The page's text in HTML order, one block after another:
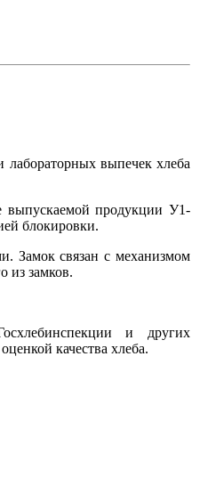
лабораторных выпечек хлеба
выпускаемой продукции У1-
блокировки.
Замок связанс механизмом
из замков.
и других
качества хлеба.